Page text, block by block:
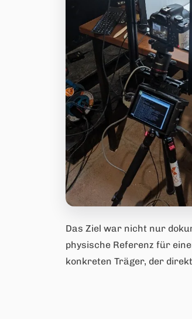
Das Ziel war nicht nur
physische Referenz für
konkreten Träger, der